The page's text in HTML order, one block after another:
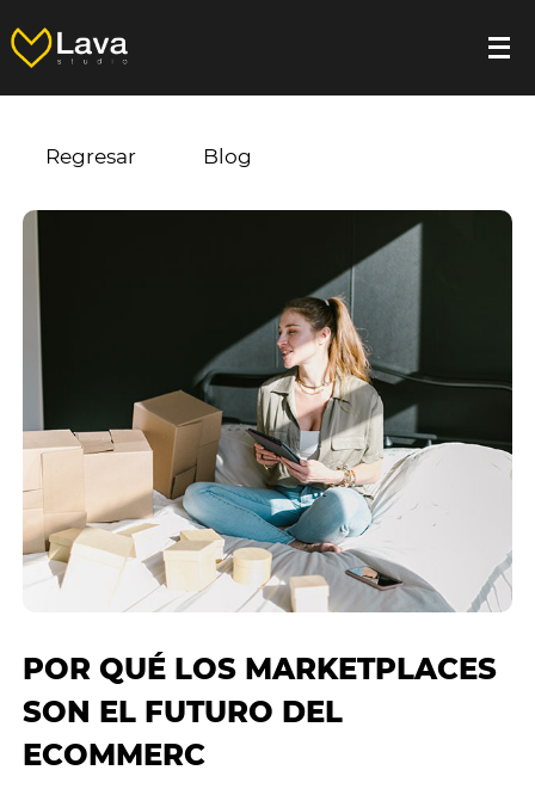
Regresar Blog
POR QUÉ LOS MARKETPLACES
SON EL FUTURO DEL
ECOMMERC